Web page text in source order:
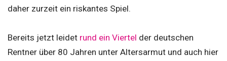
daher zurzeit ein riskantes Spiel.
Bereits jetzt leidet rund ein Viertel der deutschen
Rentner über 80 Jahren unter Altersarmut und auch hier